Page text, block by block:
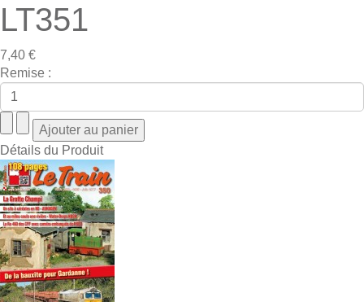
LT351
7,40 €
Remise :
Détails du Produit